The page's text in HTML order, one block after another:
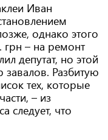
Иван
однако этого
– на ремонт
депутат, но этой
Разбитую
тех, которые
– из
следует, что